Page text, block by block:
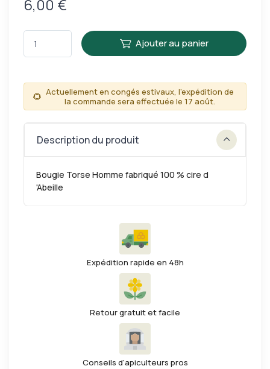
6,00 €
Ajouter au panier
🌻 Actuellement en congés estivaux, l'expédition de
la commande sera effectuée le 17 août.
Description du produit
Bougie Torse Homme fabriqué 100 % cire d
'Abeille
Expédition rapide en 48h
Retour gratuit et facile
Conseils d'apiculteurs pros